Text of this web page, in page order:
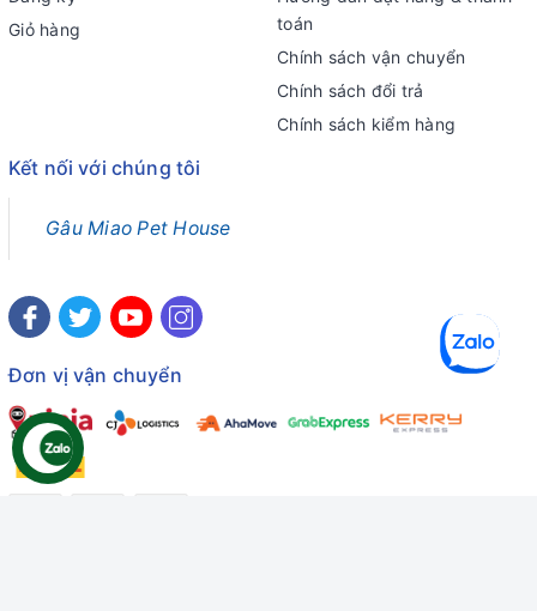
Giỏ hàng
toán
Chính sách vận chuyển
Chính sách đổi trả
Chính sách kiểm hàng
Kết nối với chúng tôi
Gâu Miao Pet House
Đơn vị vận chuyển